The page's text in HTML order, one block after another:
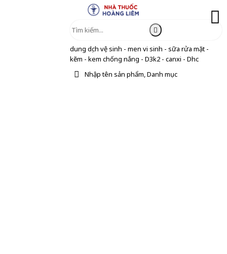
dung dịch vệ sinh - men vi sinh - sữa rửa mặt -
kẽm - kem chống nắng - D3k2 - canxi - Dhc
Nhập tên sản phẩm, Danh mục